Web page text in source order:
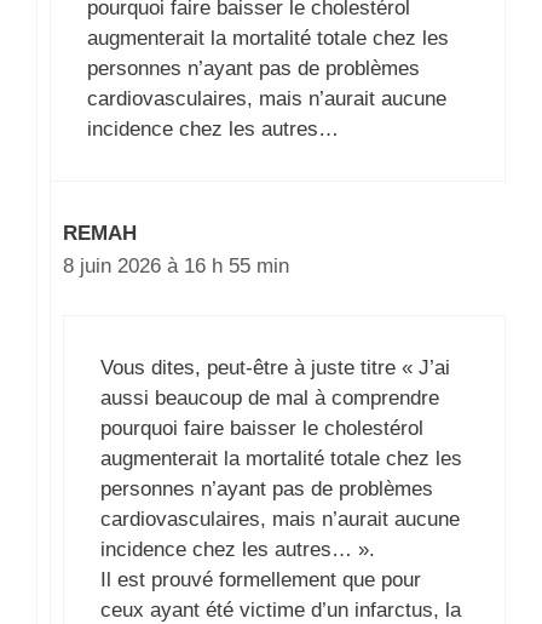
pourquoi faire baisser le cholestérol
augmenterait la mortalité totale chez les
personnes n’ayant pas de problèmes
cardiovasculaires, mais n’aurait aucune
incidence chez les autres…
REMAH
8 juin 2026 à 16 h 55 min
Vous dites, peut-être à juste titre « J’ai
aussi beaucoup de mal à comprendre
pourquoi faire baisser le cholestérol
augmenterait la mortalité totale chez les
personnes n’ayant pas de problèmes
cardiovasculaires, mais n’aurait aucune
incidence chez les autres… ».
Il est prouvé formellement que pour
ceux ayant été victime d’un infarctus, la